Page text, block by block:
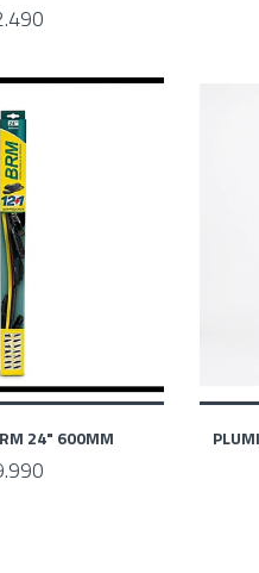
24" 600MM